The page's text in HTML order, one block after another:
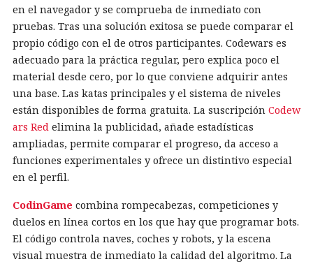
en el navegador y se comprueba de inmediato con
pruebas. Tras una solución exitosa se puede comparar el
propio código con el de otros participantes. Codewars es
adecuado para la práctica regular, pero explica poco el
material desde cero, por lo que conviene adquirir antes
una base. Las katas principales y el sistema de niveles
están disponibles de forma gratuita. La suscripción Codew
ars Red elimina la publicidad, añade estadísticas
ampliadas, permite comparar el progreso, da acceso a
funciones experimentales y ofrece un distintivo especial
en el perfil.
CodinGame combina rompecabezas, competiciones y
duelos en línea cortos en los que hay que programar bots.
El código controla naves, coches y robots, y la escena
visual muestra de inmediato la calidad del algoritmo. La